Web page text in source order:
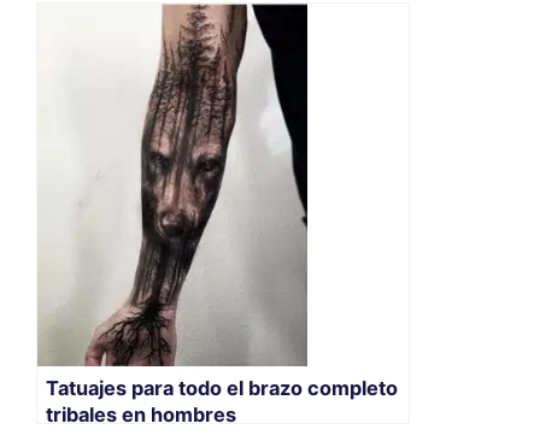
Tatuajes para todo el brazo completo
tribales en hombres